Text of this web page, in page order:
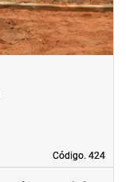
Código. 424
Código. 424